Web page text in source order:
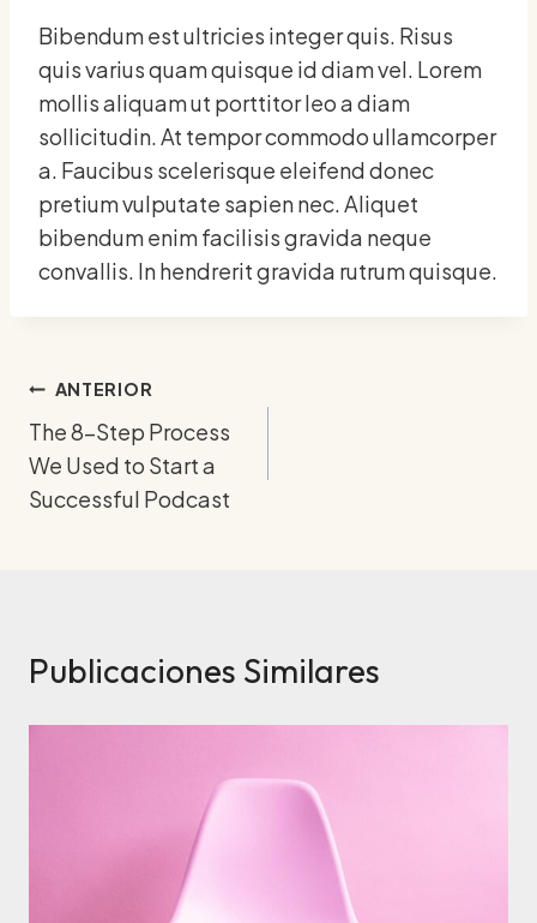
Bibendum est ultricies integer quis. Risus
quis varius quam quisque id diam vel. Lorem
mollis aliquam ut porttitor leo a diam
sollicitudin. At tempor commodo ullamcorper
a. Faucibus scelerisque eleifend donec
pretium vulputate sapien nec. Aliquet
bibendum enim facilisis gravida neque
convallis. In hendrerit gravida rutrum quisque.
Navegación
de
entradas
ANTERIOR
The 8-Step Process
We Used to Start a
Successful Podcast
Publicaciones Similares